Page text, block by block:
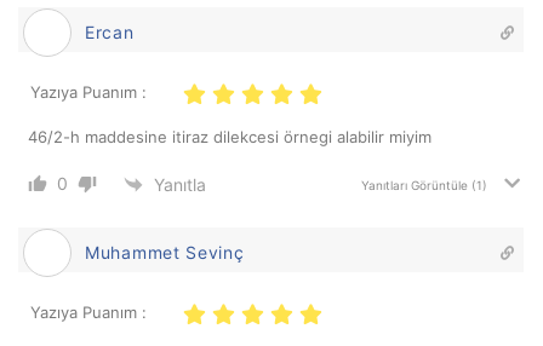
Ercan
Yazıya Puanım :
46/2-h maddesine itiraz dilekcesi örnegi alabilir miyim
0 Yanıtla Yanıtları Görüntüle (1)
Muhammet Sevinç
Yazıya Puanım :